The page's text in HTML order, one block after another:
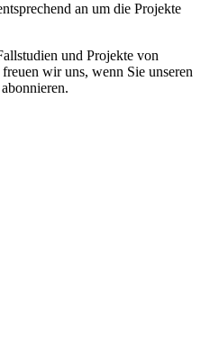
an um die Projekte
und Projekte von
wir uns, wenn Sie unseren